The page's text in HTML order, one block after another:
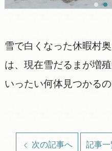
雪で白くなった休暇村
は、現在雪だるまが増殖
いったい何体見つかる
次の記事へ 記事一